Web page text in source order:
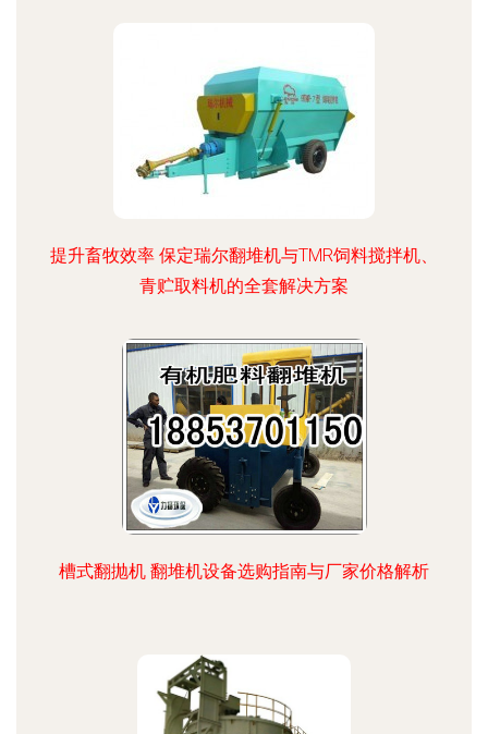
提升畜牧效率 保定瑞尔翻堆机与TMR饲料搅拌机、
青贮取料机的全套解决方案
槽式翻抛机 翻堆机设备选购指南与厂家价格解析